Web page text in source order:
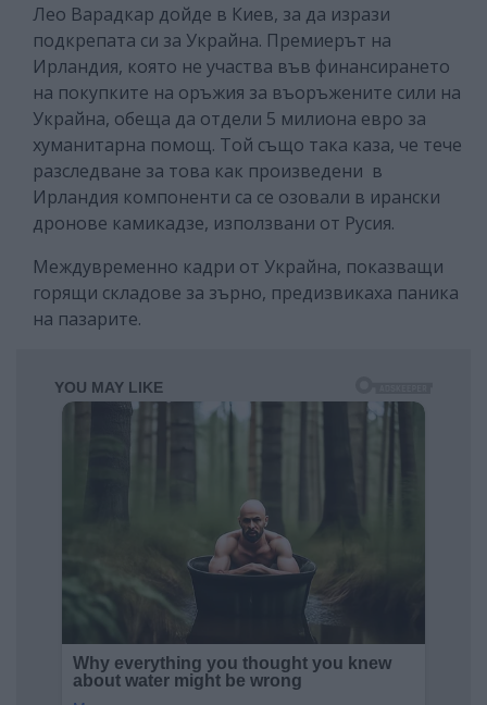
Лео Варадкар дойде в Киев, за да изрази
подкрепата си за Украйна. Премиерът на
Ирландия, която не участва във финансирането
на покупките на оръжия за въоръжените сили на
Украйна, обеща да отдели 5 милиона евро за
хуманитарна помощ. Той също така каза, че тече
разследване за това как произведени в
Ирландия компоненти са се озовали в ирански
дронове камикадзе, използвани от Русия.
Междувременно кадри от Украйна, показващи
горящи складове за зърно, предизвикаха паника
на пазарите.